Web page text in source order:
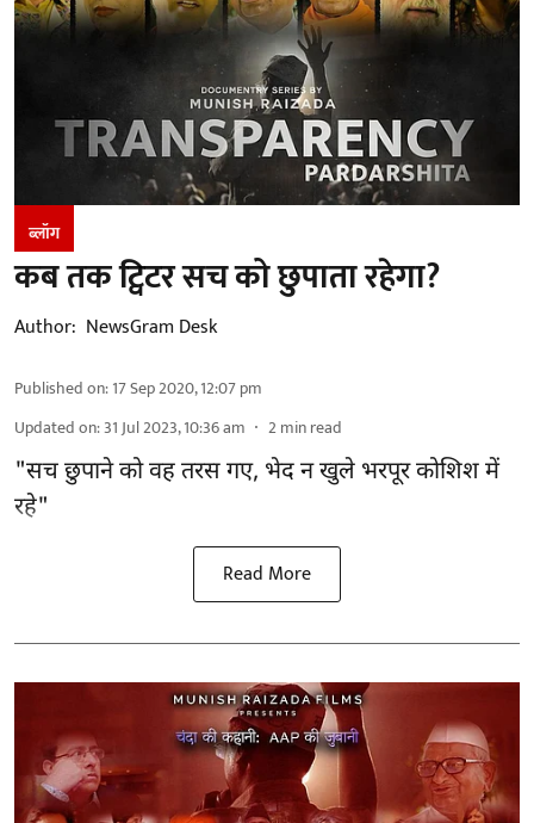
ब्लॉग
कब तक ट्विटर सच को छुपाता रहेगा?
Author: NewsGram Desk
Published on:17 Sep 2020, 12:07 pm
Updated on:31 Jul 2023, 10:36 am 2min read
"सच छुपाने को वह तरस गए, भेद न खुले भरपूर कोशिश में
रहे"
Read More